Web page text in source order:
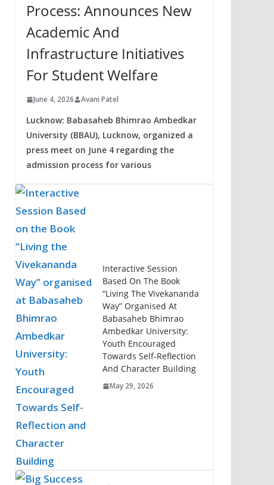
Process: Announces New
Academic And
Infrastructure Initiatives
For Student Welfare
June 4, 2026 Avani Patel
Lucknow: Babasaheb Bhimrao Ambedkar
University (BBAU), Lucknow, organized a
press meet on June 4 regarding the
admission process for various
Interactive Session
Based On The Book
“Living The Vivekananda
Way” Organised At
Babasaheb Bhimrao
Ambedkar University:
Youth Encouraged
Towards Self-Reflection
And Character Building
May 29, 2026